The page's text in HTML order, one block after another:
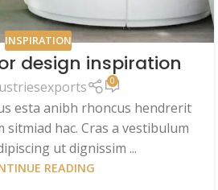
INSPIRATION
design inspiration
0
esta anibh rhoncus hendrerit
hac. Cras a vestibulum
ut dignissim ...
READING